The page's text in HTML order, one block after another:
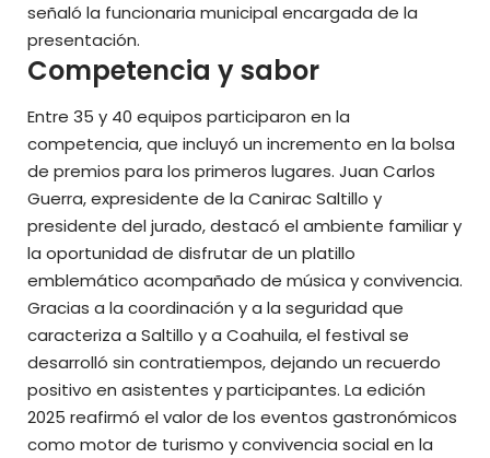
señaló la funcionaria municipal encargada de la
presentación.
Competencia y sabor
Entre 35 y 40 equipos participaron en la
competencia, que incluyó un incremento en la bolsa
de premios para los primeros lugares. Juan Carlos
Guerra, expresidente de la Canirac Saltillo y
presidente del jurado, destacó el ambiente familiar y
la oportunidad de disfrutar de un platillo
emblemático acompañado de música y convivencia.
Gracias a la coordinación y a la seguridad que
caracteriza a Saltillo y a Coahuila, el festival se
desarrolló sin contratiempos, dejando un recuerdo
positivo en asistentes y participantes. La edición
2025 reafirmó el valor de los eventos gastronómicos
como motor de turismo y convivencia social en la